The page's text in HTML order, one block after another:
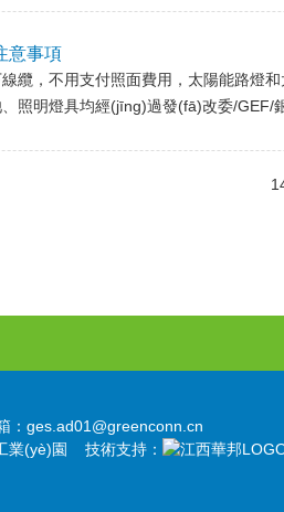
意事項
，不用支付照面費用，太陽能路
、照明燈具均經(jīng)過發(fā)改委/
ges.ad01@greenconn.cn
業(yè)園 技術支持：